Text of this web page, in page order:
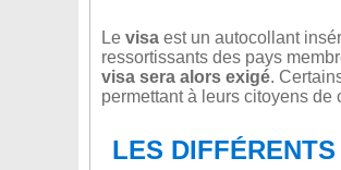
Le visa est un autocollant
ressortissants des pays
visa sera alors exigé.
permettant à leurs citoyens de
LES